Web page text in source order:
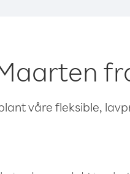
våre fleksible,